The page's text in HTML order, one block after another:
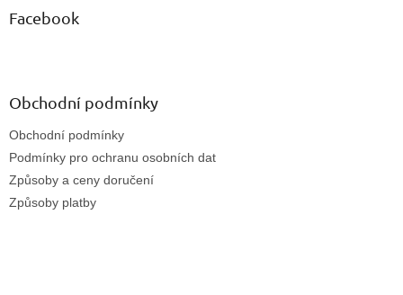
Facebook
Obchodní podmínky
Obchodní podmínky
Podmínky pro ochranu osobních dat
Způsoby a ceny doručení
Způsoby platby